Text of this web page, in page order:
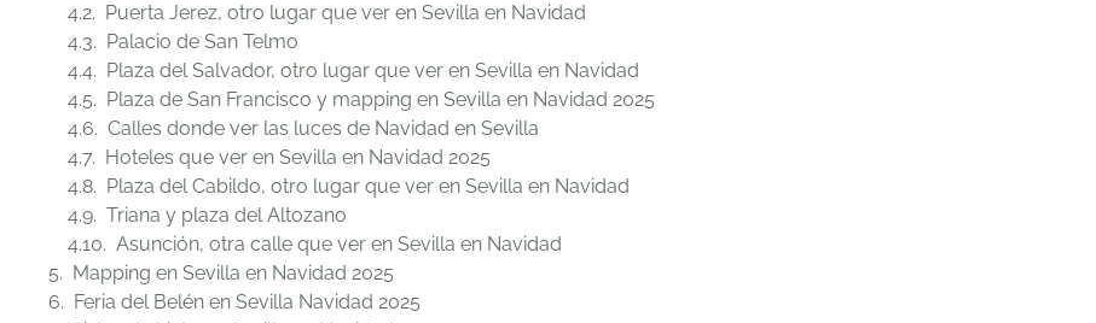
Puerta Jerez, otro lugar que ver en Sevilla en Navidad
Palacio de San Telmo
Plaza del Salvador, otro lugar que ver en Sevilla en Navidad
Plaza de San Francisco y mapping en Sevilla en Navidad 2025
Calles donde ver las luces de Navidad en Sevilla
Hoteles que ver en Sevilla en Navidad 2025
Plaza del Cabildo, otro lugar que ver en Sevilla en Navidad
Triana y plaza del Altozano
Asunción, otra calle que ver en Sevilla en Navidad
Mapping en Sevilla en Navidad 2025
Feria del Belén en Sevilla Navidad 2025